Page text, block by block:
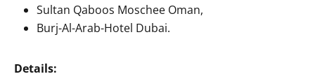
Sultan Qaboos Moschee Oman,
Burj-Al-Arab-Hotel Dubai.
Details: